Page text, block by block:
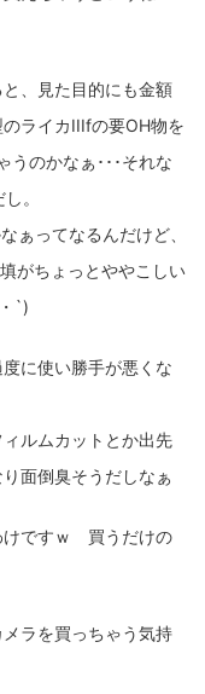
sound
X-T2
Xperia1VI
Zf
フィルムカメラ
M4 ライカM10
、見た目的にも金額
ライカIIIfの要OH物を
うのかなぁ･･･それな
。
ぁってなるんだけど、
がちょっとややこしい
`)
に使い勝手が悪くな
ルムカットとか出先
面倒臭そうだしなぁ
けですｗ 買うだけの
ラを買っちゃう気持